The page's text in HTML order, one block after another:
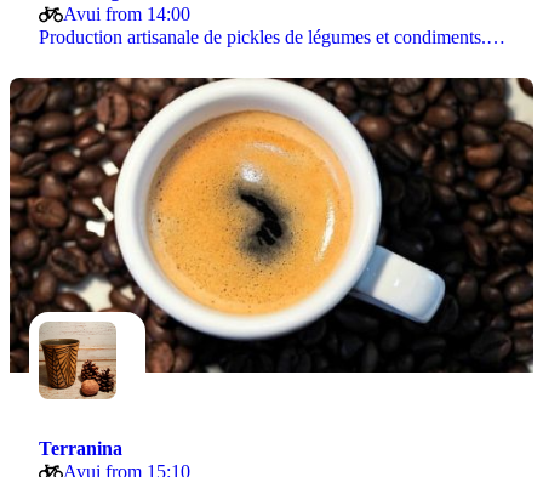
Avui from 14:00
Production artisanale de pickles de légumes et condiments.…
Terranina
Avui from 15:10